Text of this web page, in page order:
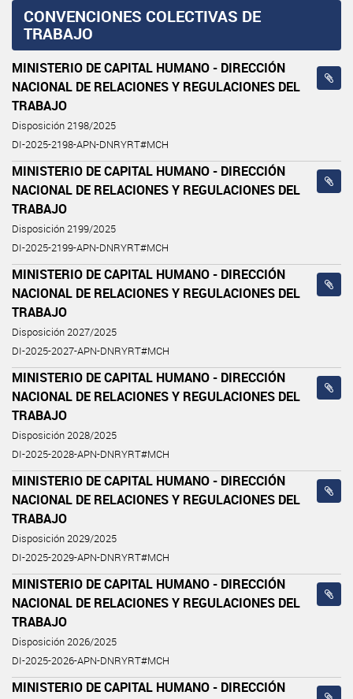
CONVENCIONES COLECTIVAS DE
TRABAJO
MINISTERIO DE CAPITAL HUMANO - DIRECCIÓN
NACIONAL DE RELACIONES Y REGULACIONES DEL
TRABAJO
Disposición 2198/2025
DI-2025-2198-APN-DNRYRT#MCH
MINISTERIO DE CAPITAL HUMANO - DIRECCIÓN
NACIONAL DE RELACIONES Y REGULACIONES DEL
TRABAJO
Disposición 2199/2025
DI-2025-2199-APN-DNRYRT#MCH
MINISTERIO DE CAPITAL HUMANO - DIRECCIÓN
NACIONAL DE RELACIONES Y REGULACIONES DEL
TRABAJO
Disposición 2027/2025
DI-2025-2027-APN-DNRYRT#MCH
MINISTERIO DE CAPITAL HUMANO - DIRECCIÓN
NACIONAL DE RELACIONES Y REGULACIONES DEL
TRABAJO
Disposición 2028/2025
DI-2025-2028-APN-DNRYRT#MCH
MINISTERIO DE CAPITAL HUMANO - DIRECCIÓN
NACIONAL DE RELACIONES Y REGULACIONES DEL
TRABAJO
Disposición 2029/2025
DI-2025-2029-APN-DNRYRT#MCH
MINISTERIO DE CAPITAL HUMANO - DIRECCIÓN
NACIONAL DE RELACIONES Y REGULACIONES DEL
TRABAJO
Disposición 2026/2025
DI-2025-2026-APN-DNRYRT#MCH
MINISTERIO DE CAPITAL HUMANO - DIRECCIÓN